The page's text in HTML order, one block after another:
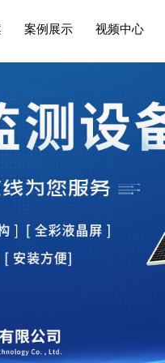
案例展示 视频中心